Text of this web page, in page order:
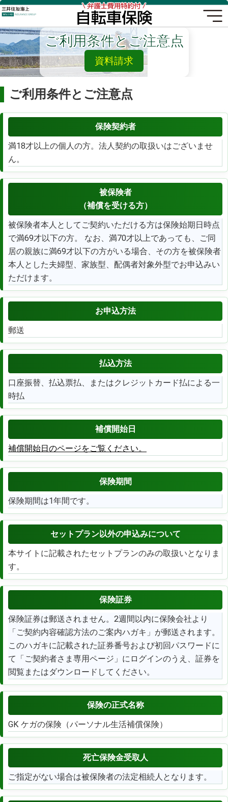
ご利用条件とご注意点
資料請求
ご利用条件とご注意点
注意事項（項目と内容）
保険契約者
満18才以上の個人の方。法人契約の取扱いはございませ
ん。
被保険者
（補償を受ける方）
被保険者本人としてご契約いただける方は保険始期日時点
で満69才以下の方。 なお、満70才以上であっても、ご同
居の親族に満69才以下の方がいる場合、その方を被保険者
本人とした夫婦型、家族型、配偶者対象外型でお申込みい
ただけます。
お申込方法
郵送
払込方法
口座振替、払込票払、またはクレジットカード払による一
時払
補償開始日
補償開始日のページをご覧ください。
保険期間
保険期間は1年間です。
セットプラン以外の申込みについて
本サイトに記載されたセットプランのみの取扱いとなりま
す。
保険証券
保険証券は郵送されません。2週間以内に保険会社より
「ご契約内容確認方法のご案内ハガキ」が郵送されます。
このハガキに記載された証券番号および初回パスワードに
て「ご契約者さま専用ページ」にログインのうえ、証券を
閲覧またはダウンロードしてください。
保険の正式名称
GK ケガの保険（パーソナル生活補償保険）
死亡保険金受取人
ご指定がない場合は被保険者の法定相続人となります。